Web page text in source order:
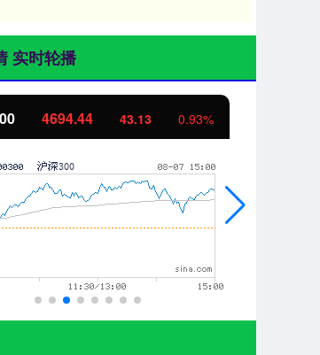
实时轮播
4694.44 43.13 0.93%